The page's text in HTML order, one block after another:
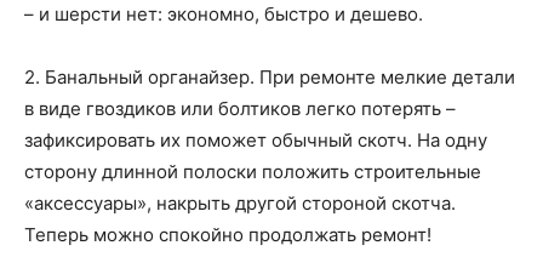
– и шерсти нет: экономно, быстро и дешево.
2. Банальный органайзер. При ремонте мелкие детали
в виде гвоздиков или болтиков легко потерять –
зафиксировать их поможет обычный скотч. На одну
сторону длинной полоски положить строительные
«аксессуары», накрыть другой стороной скотча.
Теперь можно спокойно продолжать ремонт!